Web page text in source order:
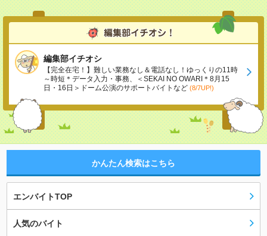
編集部イチオシ
【完全在宅！】難しい業務なし＆電話なし！ゆっくりの11時
～時短＊データ入力・事務、＜SEKAI NO OWARI＊8月15
日・16日＞ドーム公演のサポートバイトなど (8/7UP!)
かんたん検索はこちら
エンバイトTOP
人気のバイト